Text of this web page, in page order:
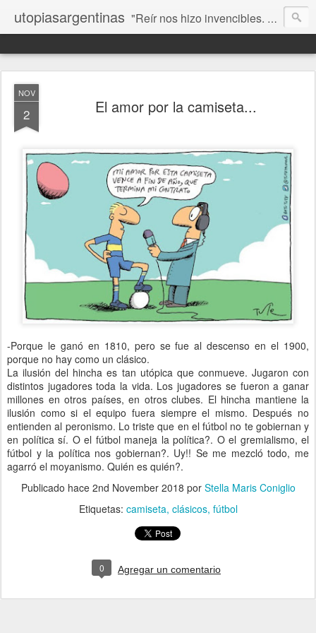
utopiasargentinas "Reír nos hizo invencibles. No como los que siempre ganan, sino como aquellos que no se rinden”. Frida Kahlo
NOV
2 El amor por la camiseta...
-Porque le ganó en 1810, pero se fue al descenso en el 1900,
porque no hay como un clásico.
La ilusión del hincha es tan utópica que conmueve. Jugaron con
distintos jugadores toda la vida. Los jugadores se fueron a ganar
millones en otros países, en otros clubes. El hincha mantiene la
ilusión como si el equipo fuera siempre el mismo. Después no
entienden al peronismo. Lo triste que en el fútbol no te gobiernan y
en política sí. O el fútbol maneja la política?. O el gremialismo, el
fútbol y la política nos gobiernan?. Uy!! Se me mezcló todo, me
agarró el moyanismo. Quién es quién?.
Publicado hace 2nd November 2018 por Stella Maris Coniglio
Etiquetas: camiseta clásicos fútbol
0 Agregar un comentario